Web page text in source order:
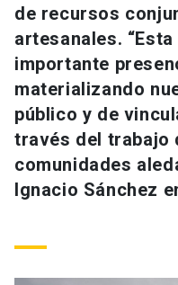
Estudiantes
Académicos
Personal
Alumni
Padres y familia
Vecinos
ACCESOS DIRECTOS
Admisión launch
Mi Cuenta UC
Correo UC launch
Mi Portal UC launch
de recursos
artesanales.
importante
materializando
público y de
través del trabajo
comunidades
Ignacio Sánchez